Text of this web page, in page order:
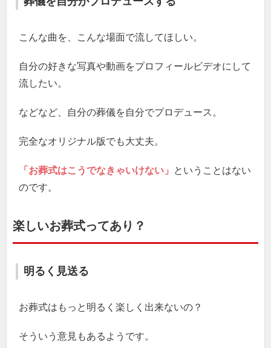
こんな曲を、こんな場面で流してほしい。
自分の好きな写真や動画をプロフィールビデオにして
流したい。
などなど、自分の葬儀を自分でプロデュース。
完全なオリジナル版でも大丈夫。
「お葬式はこうでなきゃいけない」
ということはない
のです。
楽しいお葬式ってあり？
明るく見送る
お葬式はもっと明るく楽しく出来ないの？
そういう意見もあるようです。